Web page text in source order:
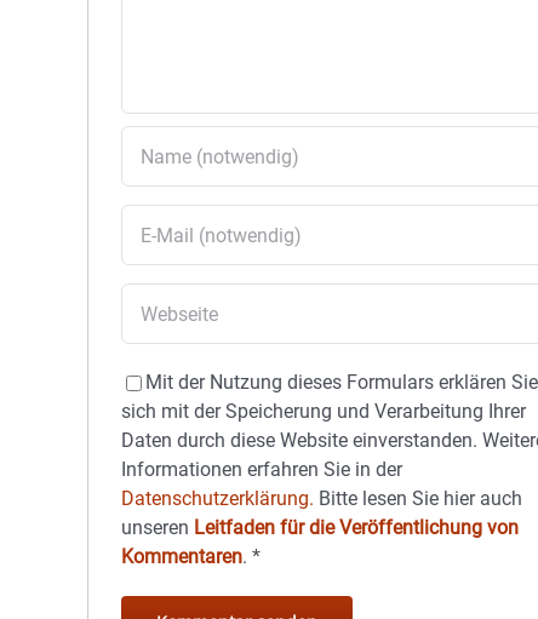
Mit der Nutzung dieses Formulars erklären Sie
sich mit der Speicherung und Verarbeitung Ihrer
Daten durch diese Website einverstanden.
Informationen erfahren Sie in der
Datenschutzerklärung. Bitte lesen Sie hier auch
unseren Leitfaden für die Veröffentlichung von
Kommentaren.*